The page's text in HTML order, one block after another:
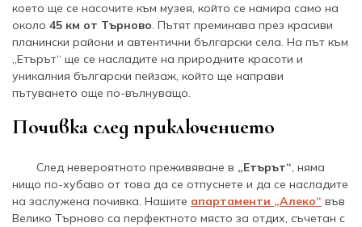
което ще се насочите към музея, който се намира само на
около 45 км от Търново. Пътят преминава през красиви
планински райони и автентични български села. На път към
„Етърът“ ще се насладите на природните красоти и
уникалния български пейзаж, който ще направи
пътуването още по-вълнуващо.
Почивка след приключението
След невероятното преживяване в „Етърът“, няма
нищо по-хубаво от това да се отпуснете и да се насладите
на заслужена почивка. Нашите апартаменти „Алеко“ във
Велико Търново са перфектното място за отдих, съчетан с